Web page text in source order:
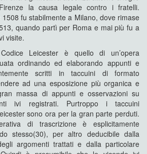
la causa legale contro i fratelli.
fu stabilmente a Milano, dove rimase
quando partì per Roma e mai più fu a
visite.
Leicester è quello di un’opera
ordinando ed elaborando appunti e
scritti in taccuini di formato
ad una esposizione più organica e
massa di appunti e osservazioni su
ivi registrati. Purtroppo i taccuini
sono ora per la gran parte perduti.
di trascrizione è esplicitamente
stesso(30), per altro deducibile dalla
argomenti trattati e dalla particolare